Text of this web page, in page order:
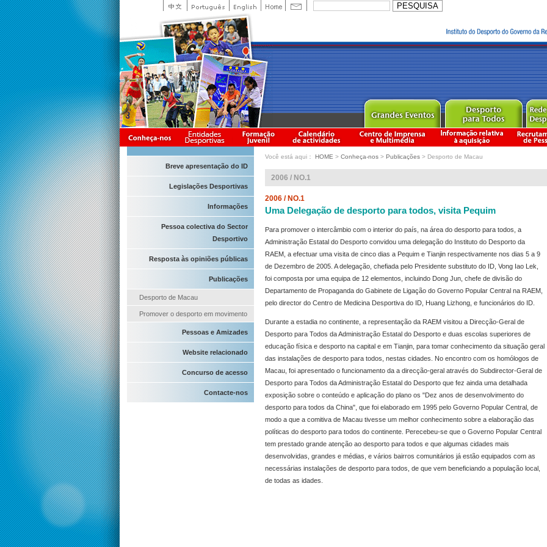
Breve apresentação do ID
Legislações Desportivas
Informações
Pessoa colectiva do Sector
Desportivo
Resposta às opiniões públicas
Publicações
Desporto de Macau
Promover o desporto em movimento
Pessoas e Amizades
Website relacionado
Concurso de acesso
Contacte-nos
Você está aqui： HOME > Conheça-nos > Publicações > Desporto de Macau
2006 / NO.1
2006 / NO.1
Uma Delegação de desporto para todos, visita Pequim
Para promover o intercâmbio com o interior do país, na área do desporto para todos, a
Administração Estatal do Desporto convidou uma delegação do Instituto do Desporto da
RAEM, a efectuar uma visita de cinco dias a Pequim e Tianjin respectivamente nos dias 5 a 9
de Dezembro de 2005. A delegação, chefiada pelo Presidente substituto do ID, Vong Iao Lek,
foi composta por uma equipa de 12 elementos, incluindo Dong Jun, chefe de divisão do
Departamento de Propaganda do Gabinete de Ligação do Governo Popular Central na RAEM,
pelo director do Centro de Medicina Desportiva do ID, Huang Lizhong, e funcionários do ID.
Durante a estadia no continente, a representação da RAEM visitou a Direcção-Geral de
Desporto para Todos da Administração Estatal do Desporto e duas escolas superiores de
educação física e desporto na capital e em Tianjin, para tomar conhecimento da situação geral
das instalações de desporto para todos, nestas cidades. No encontro com os homólogos de
Macau, foi apresentado o funcionamento da a direcção-geral através do Subdirector-Geral de
Desporto para Todos da Administração Estatal do Desporto que fez ainda uma detalhada
exposição sobre o conteúdo e aplicação do plano os "Dez anos de desenvolvimento do
desporto para todos da China", que foi elaborado em 1995 pelo Governo Popular Central, de
modo a que a comitiva de Macau tivesse um melhor conhecimento sobre a elaboração das
políticas do desporto para todos do continente. Perecebeu-se que o Governo Popular Central
tem prestado grande atenção ao desporto para todos e que algumas cidades mais
desenvolvidas, grandes e médias, e vários bairros comunitários já estão equipados com as
necessárias instalações de desporto para todos, de que vem beneficiando a população local,
de todas as idades.